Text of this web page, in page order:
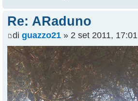
Re: ARaduno
di guazzo21 » 2 set 2011, 17:01